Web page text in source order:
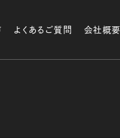
よくあるご質問 会社概要